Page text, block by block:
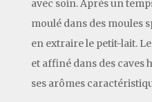
avec soin. Après un
moulé dans des moules
en extraire le petit-lait.
et affiné dans des caves
ses arômes